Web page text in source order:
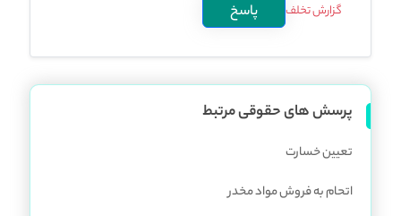
گزارش تخلف پاسخ
پرسش های حقوقی مرتبط
تعیین خسارت
اتحام به فروش مواد مخدر